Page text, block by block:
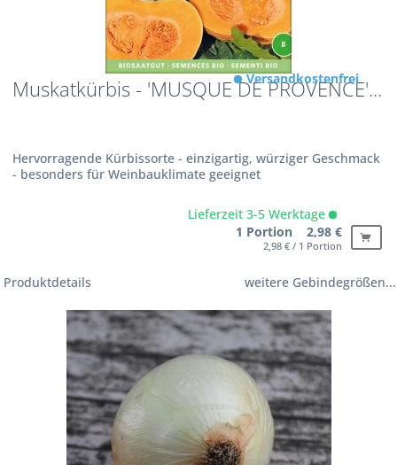
Muskatkürbis - 'MUSQUE DE PROVENCE'...
Hervorragende Kürbissorte - einzigartig, würziger Geschmack
- besonders für Weinbauklimate geeignet
Versandkostenfrei
Lieferzeit 3-5 Werktage
1 Portion 2,98 €
2,98 € / 1 Portion
Produktdetails weitere Gebindegrößen...